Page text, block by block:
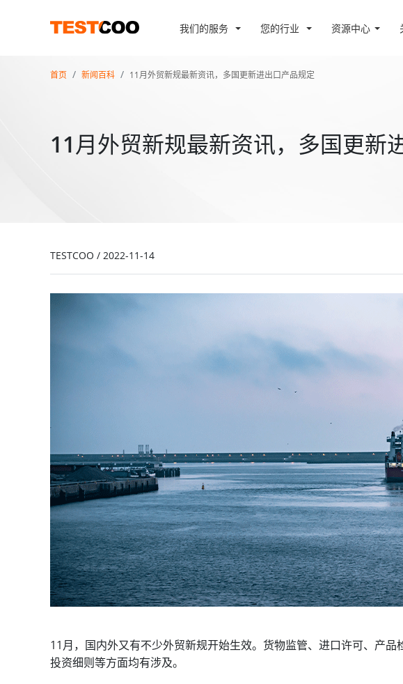
我们的服务 您的行业 资源中心
首页 新闻百科 11月外贸新规最新资讯，多国更新进出口产品规定
11月外贸新规最新资讯，多国更新
TESTCOO / 2022-11-14
11月，国内外又有不少外贸新规开始生效。货物监管、进口许可、产品
投资细则等方面均有涉及。